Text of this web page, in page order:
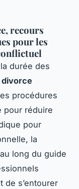
recours
pour les
durée des
procédures
pour réduire
pour
la
long du guide
de s’entourer